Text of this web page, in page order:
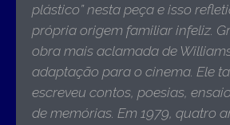
plástico” nesta peça e isso
própria origem familiar infeliz.
obra mais aclamada de
adaptação para o cinema. Ele
escreveu contos, poesias,
de memórias. Em 1979, quatro